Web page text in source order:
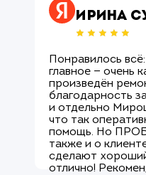
Ирина
Понравилось
главное — очень
произведён
благодарность
и отдельно
что так
помощь. Но
также и о
сделают
отлично!